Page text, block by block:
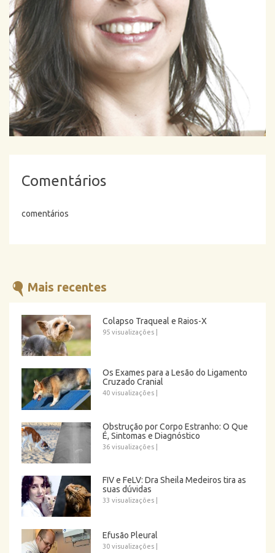
Comentários
comentários
Mais recentes
Colapso Traqueal e Raios-X
95 visualizações
Os Exames para a Lesão do Ligamento
Cruzado Cranial
40 visualizações
Obstrução por Corpo Estranho: O Que
É, Sintomas e Diagnóstico
36 visualizações
FIV e FeLV: Dra Sheila Medeiros tira as
suas dúvidas
33 visualizações
Efusão Pleural
30 visualizações